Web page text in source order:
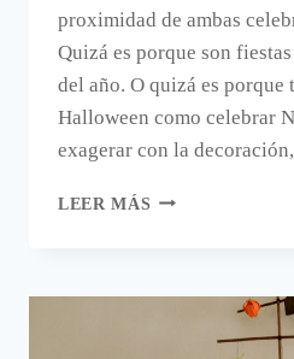
proximidad de ambas
Quizá es porque son
del año. O quizá es porque
Halloween como celebrar
exagerar con la
LEER MÁS DE
A